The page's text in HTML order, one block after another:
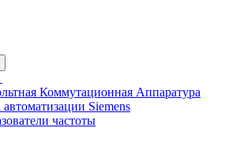
Коммутационная Аппаратура
Siemens
частоты